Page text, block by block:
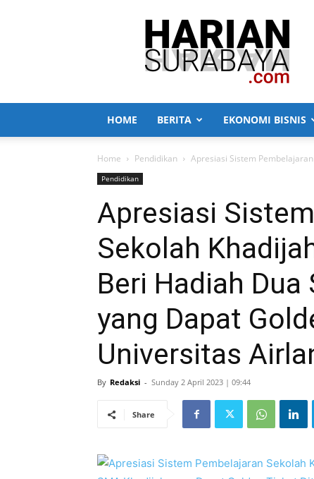
Harian
Surabaya
HOME BERITA EKONOMI BISNIS
Home Pendidikan Apresiasi Sistem
Pendidikan
Apresiasi
Sekolah
Beri Hadiah
yang Dapat
Universitas
By Redaksi - Sunday 2 April 2023 | 09:44
Share